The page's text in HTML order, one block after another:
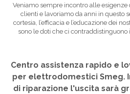
Veniamo sempre incontro alle esigenze
clienti e lavoriamo da anni in questo
cortesia, l’efficacia e l’educazione dei
sono le doti che ci contraddistinguono
Centro assistenza rapido e
per elettrodomestici Smeg.
di riparazione l'uscita sarà